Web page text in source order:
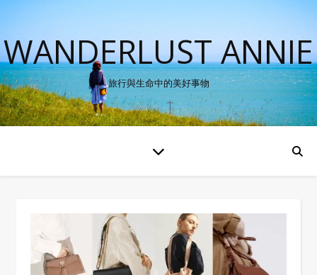
WANDERLUST ANNIE
旅行與生命中的美好事物